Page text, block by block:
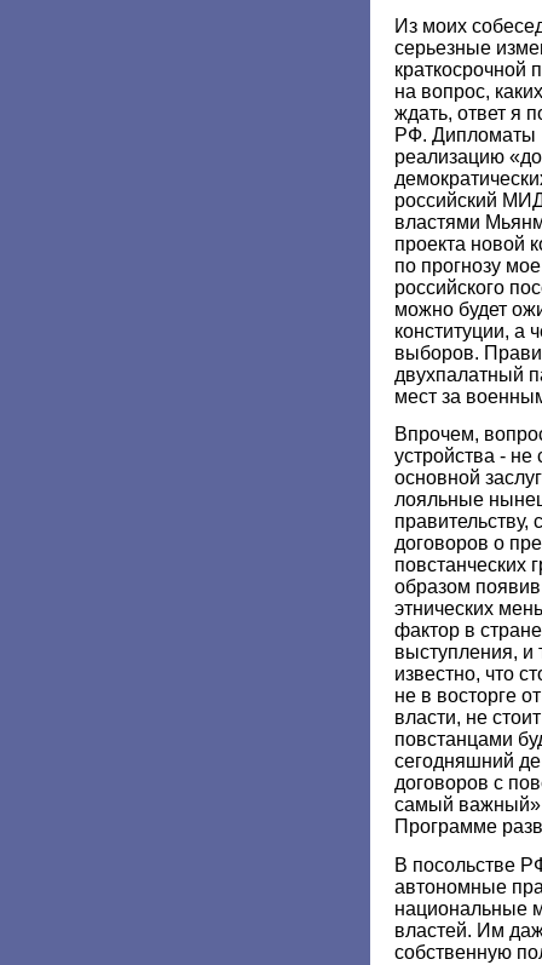
Из моих
серьезные
краткосрочной
на вопрос,
ждать, ответ я
РФ. Дипломаты
реализацию
российский
властями
проекта новой
по прогнозу
российского
можно будет
конституции, а
выборов.
двухпалатный
мест за
Впрочем,
устройства -
основной
лояльные
правительству,
договоров о
повстанческих
образом
этнических
фактор в
выступления, и
известно, что
не в восторге
власти, не
повстанцами
сегодняшний
договоров с
самый важный»,
Программе
В посольстве
автономные
национальные
властей. Им
собственную